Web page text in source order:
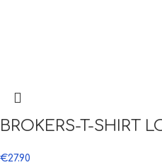
BROKERS-T-SHIRT
€27.90